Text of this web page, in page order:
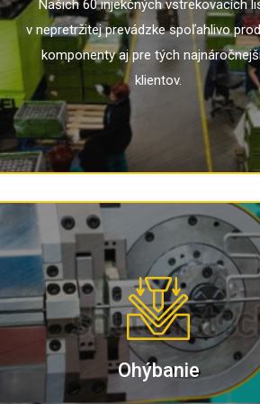
Našich 60 injekčných vstrekovacích
v nepretržitej prevádzke spoľahlivo
komponenty aj pre tých
klientov.
Ohýbanie